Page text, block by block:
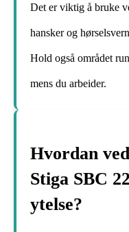
Det er viktig å bruke
hansker og
Hold også området
mens du arbeider.
Hvordan
Stiga SBC
ytelse?